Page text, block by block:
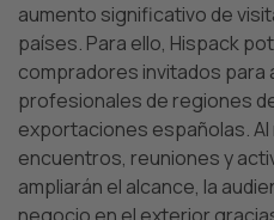
aumento significativo de
países. Para ello, Hispack
compradores invitados para
profesionales de regiones
exportaciones españolas.
encuentros, reuniones y
ampliarán el alcance, la